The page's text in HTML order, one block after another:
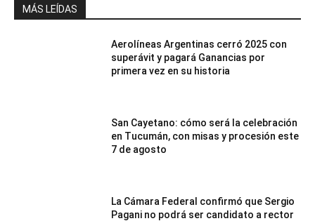
MÁS LEÍDAS
Aerolíneas Argentinas cerró 2025 con
superávit y pagará Ganancias por
primera vez en su historia
San Cayetano: cómo será la celebración
en Tucumán, con misas y procesión este
7 de agosto
La Cámara Federal confirmó que Sergio
Pagani no podrá ser candidato a rector